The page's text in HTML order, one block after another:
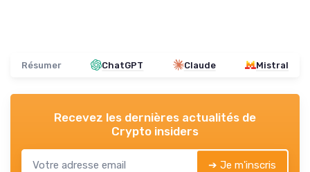
Résumer ChatGPT Claude Mistral
Recevez les dernières actualités de
Crypto insiders
➔ Je m'inscris